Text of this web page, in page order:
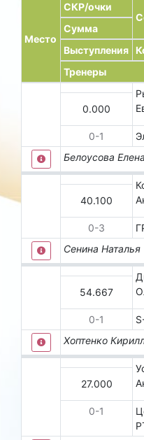
Место
СКР/очки
Сумма
Выступления
Тренеры
0.000
0-1
Белоусова
40.100
0-3
Сенина Наталья
54.667
0-1
Хоптенко
27.000
0-1